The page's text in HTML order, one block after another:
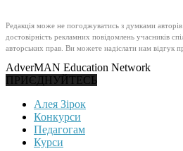
Редакція може не погоджуватись з думками авторів
достовірність рекламних повідомлень учасників
авторських прав. Ви можете надіслати нам відгук
AdverMAN Education Network
ПРИЄДНУЙТЕСЬ
Алея Зірок
Конкурси
Педагогам
Курси